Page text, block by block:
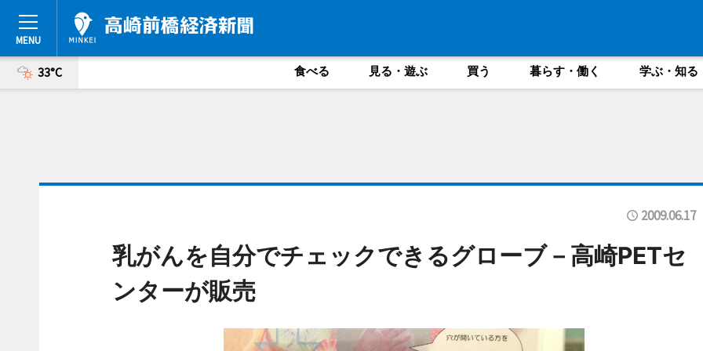
33°C 食べる 見る・遊ぶ 買う 暮らす・働く 学ぶ・知る
2009.06.17
乳がんを自分でチェックできるグローブ－高崎PETセ
ンターが販売